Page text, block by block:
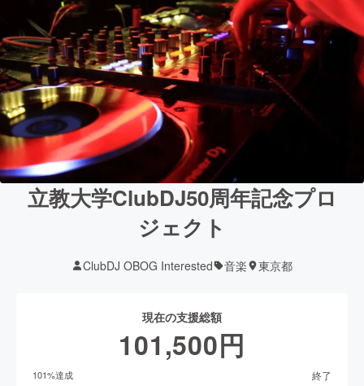
立教大学ClubDJ50周年記念プロ
ジェクト
ClubDJ OBOG Interested 音楽 東京都
現在の支援総額
101,500円
101%達成 終了